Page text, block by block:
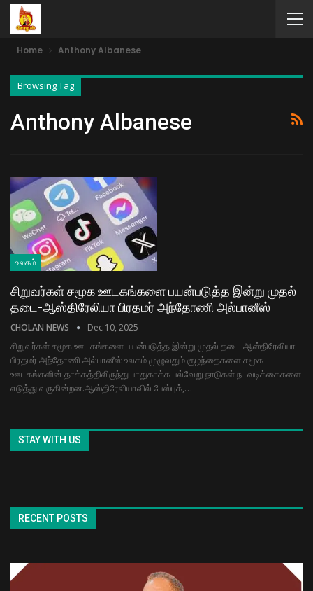
Home Anthony Albanese
Browsing Tag
Anthony Albanese
உலகம்
சிறுவர்கள் சமூக ஊடகங்களை பயன்படுத்த இன்று முதல்
தடை-ஆஸ்திரேலியா பிரதமர் அந்தோணி அல்பானீஸ்
CHOLAN NEWS Dec 10, 2025
சிறுவர்கள் சமூக ஊடகங்களை பயன்படுத்த இன்று முதல் தடை-ஆஸ்திரேலியா
பிரதமர் அந்தோணி அல்பானீஸ் உலகம் முழுவதும் குழந்தைகளை சமூக
ஊடகங்களின் தாக்கத்திலிருந்து பாதுகாக்க பல்வேறு நாடுகள் நடவடிக்கைகளை
எடுத்து வருகின்றன.ஆஸ்திரேலியாவில் பேஸ்புக்,…
STAY WITH US
RECENT POSTS